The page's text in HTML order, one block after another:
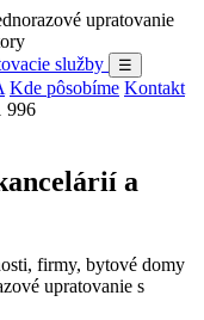
upratovanie
služby
☰
Kde pôsobíme Kontakt
996
a
firmy, bytové domy
upratovanie s